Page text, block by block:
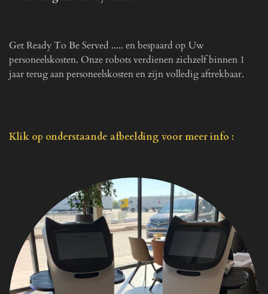
Get Ready To Be Served ..... en bespaard op Uw
personeelskosten. Onze robots verdienen zichzelf binnen 1
jaar terug aan personeelskosten en zijn volledig aftrekbaar.
Klik op onderstaande afbeelding voor meer info :